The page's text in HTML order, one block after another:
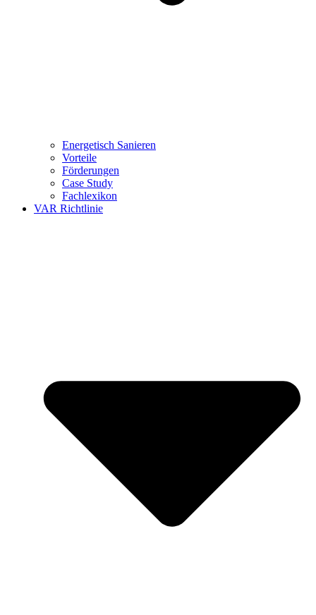
Energetisch Sanieren
Vorteile
Förderungen
Case Study
Fachlexikon
VAR Richtlinie